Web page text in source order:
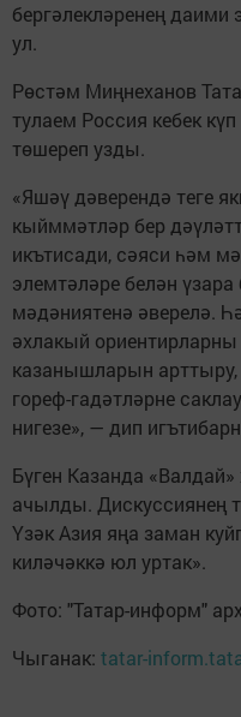
бергәлекләренең
ул.
Рөстәм Миңнеханов
тулаем Россия кебек
төшереп узды.
«Яшәү дәверендә теге
кыйммәтләр бер
икътисади, сәяси һәм
элемтәләре белән
мәдәниятенә әверелә.
әхлакый
казанышларын
гореф-гадәтләрне
нигезе», — дип
Бүген Казанда
ачылды. Дискуссиянең
Үзәк Азия яңа заман
киләчәккә юл уртак».
Фото: "Татар-информ"
Чыганак: tatar-